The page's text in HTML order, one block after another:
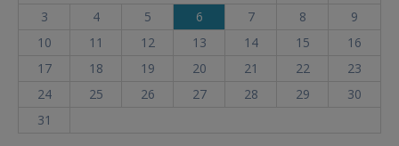
3
4 5 6 7 8
9
10
11 12 13 14 15
16
17
18 19 20 21 22
23
24
25 26 27 28 29
30
31